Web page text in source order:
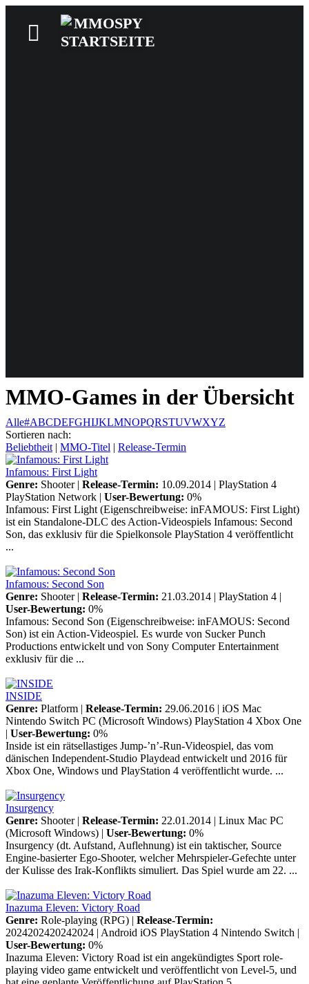
Follow us
Anmelden
MMO-Games in der Übersicht
Alle#ABCDEFGHIJKLMNOPQRSTUVWXYZ
Sortieren nach:
Beliebtheit | MMO-Titel | Release-Termin
Infamous: First Light
Genre: Shooter | Release-Termin: 10.09.2014 | PlayStation 4
PlayStation Network | User-Bewertung: 0%
Infamous: First Light (Eigenschreibweise: inFAMOUS: First Light)
ist ein Standalone-DLC des Action-Videospiels Infamous: Second
Son, das exklusiv für die Spielkonsole PlayStation 4 veröffentlicht
...
Infamous: Second Son
Genre: Shooter | Release-Termin: 21.03.2014 | PlayStation 4 |
User-Bewertung: 0%
Infamous: Second Son (Eigenschreibweise: inFAMOUS: Second
Son) ist ein Action-Videospiel. Es wurde von Sucker Punch
Productions entwickelt und von Sony Computer Entertainment
exklusiv für die ...
INSIDE
Genre: Platform | Release-Termin: 29.06.2016 | iOS Mac
Nintendo Switch PC (Microsoft Windows) PlayStation 4 Xbox One
| User-Bewertung: 0%
Inside ist ein rätsellastiges Jump-’n’-Run-Videospiel, das vom
dänischen Independent-Studio Playdead entwickelt und 2016 für
Xbox One, Windows und PlayStation 4 veröffentlicht wurde. ...
Insurgency
Genre: Shooter | Release-Termin: 22.01.2014 | Linux Mac PC
(Microsoft Windows) | User-Bewertung: 0%
Insurgency (dt. Aufstand, Auflehnung) ist ein taktischer, Source
Engine-basierter Ego-Shooter, welcher Mehrspieler-Gefechte unter
der Kulisse des Irak-Konflikts simuliert. Das Spiel wurde am 22. ...
Inazuma Eleven: Victory Road
Genre: Role-playing (RPG) | Release-Termin:
2024202420242024 | Android iOS PlayStation 4 Nintendo Switch |
User-Bewertung: 0%
Inazuma Eleven: Victory Road ist ein angekündigtes Sport role-
playing video game entwickelt und veröffentlicht von Level-5, und